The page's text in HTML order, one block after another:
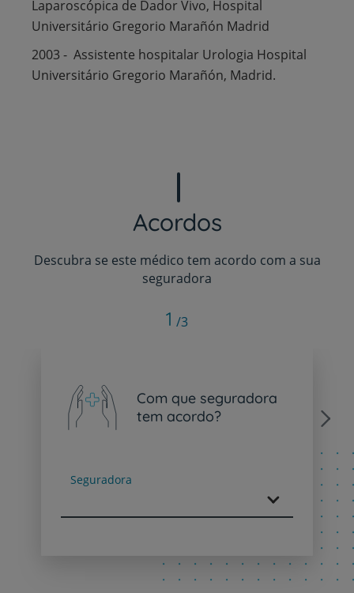
Laparoscópica de Dador Vivo, Hospital
Universitário Gregorio Marañón Madrid
2003 - Assistente hospitalar Urologia Hospital
Universitário Gregorio Marañón, Madrid.
Acordos
Descubra se este médico tem acordo com a sua
seguradora
Com que seguradora
tem acordo?
Seguradora
Next
1 /3